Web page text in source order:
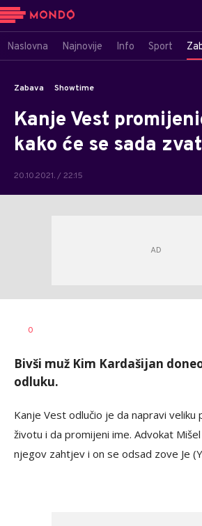
Naslovna Najnovije Info Sport
Zabava Showtime
Kanje Vest
kako će se sada
20.10.2021. / 22:15
AUTOR
0
Bivši muž Kim Kardašijan
odluku.
Kanje Vest odlučio je da napravi veliku
životu i da promijeni ime. Advokat
njegov zahtjev i on se odsad zove Je